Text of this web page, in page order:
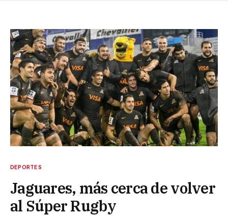
DEPORTES
Jaguares, más cerca de volver
al Súper Rugby